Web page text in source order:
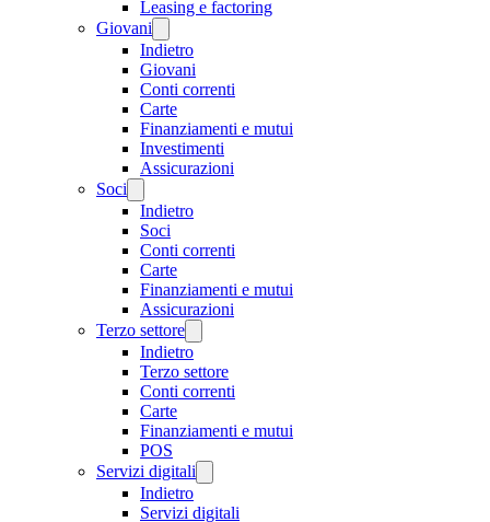
Leasing e factoring
Giovani
Indietro
Giovani
Conti correnti
Carte
Finanziamenti e mutui
Investimenti
Assicurazioni
Soci
Indietro
Soci
Conti correnti
Carte
Finanziamenti e mutui
Assicurazioni
Terzo settore
Indietro
Terzo settore
Conti correnti
Carte
Finanziamenti e mutui
POS
Servizi digitali
Indietro
Servizi digitali